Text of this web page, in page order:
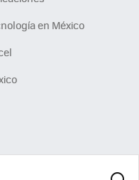
en México